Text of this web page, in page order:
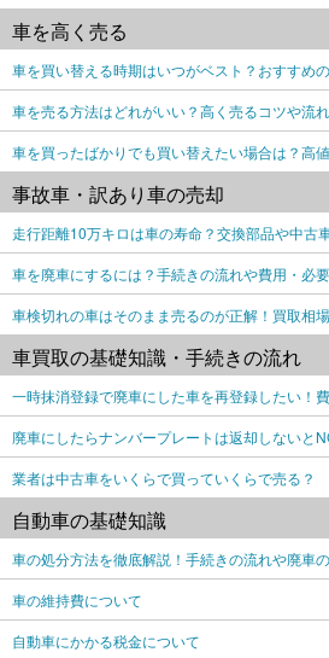
車を高く売る
車を買い替える時期はいつがベスト？おすすめ
車を売る方法はどれがいい？高く売るコツや流
車を買ったばかりでも買い替えたい場合は？高
事故車・訳あり車の売却
走行距離10万キロは車の寿命？交換部品や中古
車を廃車にするには？手続きの流れや費用・必
車検切れの車はそのまま売るのが正解！買取相
車買取の基礎知識・手続きの流れ
一時抹消登録で廃車にした車を再登録したい！
廃車にしたらナンバープレートは返却しないと
業者は中古車をいくらで買っていくらで売る？
自動車の基礎知識
車の処分方法を徹底解説！手続きの流れや廃車
車の維持費について
自動車にかかる税金について